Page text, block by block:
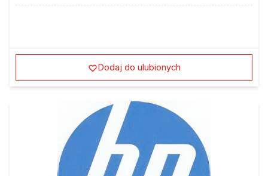
Dodaj do ulubionych